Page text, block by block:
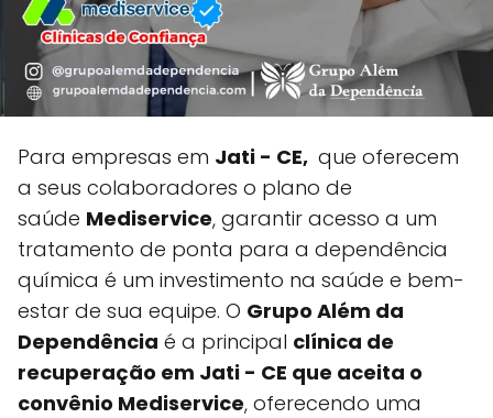
Para empresas em Jati - CE, que oferecem
a seus colaboradores o plano de
saúde Mediservice, garantir acesso a um
tratamento de ponta para a dependência
química é um investimento na saúde e bem-
estar de sua equipe. O Grupo Além da
Dependência é a principal clínica de
recuperação em Jati - CE que aceita o
convênio Mediservice, oferecendo uma